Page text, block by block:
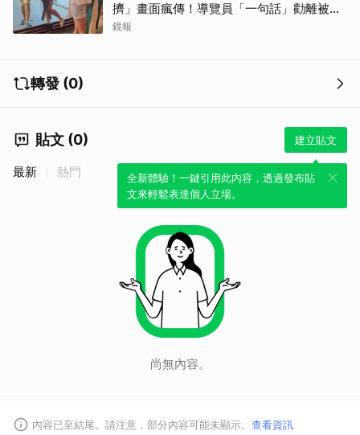
擠」畫面瘋傳！導覽員「一句話」勸離被狂
讚
鏡報
轉發 (0)
貼文 (0) 建立貼文
全新體驗！一鍵引用此內容，透過發布貼
文來輕鬆表達個人立場。
最新 熱門
尚無內容。
內容已至結尾。請注意，部分內容可能未顯示。 查看資訊